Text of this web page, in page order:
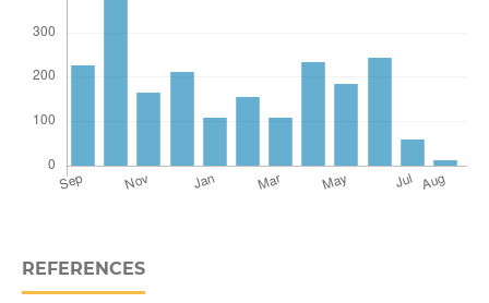
REFERENCES